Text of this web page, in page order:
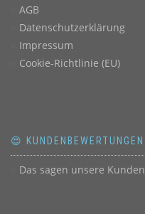
AGB
Datenschutzerklärung
Impressum
Cookie-Richtlinie (EU)
😍 KUNDENBEWERTUNGEN
Das sagen unsere Kunden